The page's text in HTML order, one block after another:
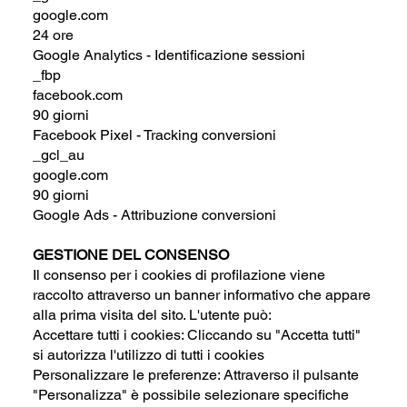
google.com
24 ore
Google Analytics - Identificazione sessioni
_fbp
facebook.com
90 giorni
Facebook Pixel - Tracking conversioni
_gcl_au
google.com
90 giorni
Google Ads - Attribuzione conversioni
GESTIONE DEL CONSENSO
Il consenso per i cookies di profilazione viene
raccolto attraverso un banner informativo che appare
alla prima visita del sito. L'utente può:
Accettare tutti i cookies: Cliccando su "Accetta tutti"
si autorizza l'utilizzo di tutti i cookies
Personalizzare le preferenze: Attraverso il pulsante
"Personalizza" è possibile selezionare specifiche